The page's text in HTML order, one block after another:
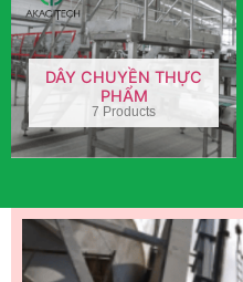
DÂY CHUYỀN THỰC
PHẨM
7 Products